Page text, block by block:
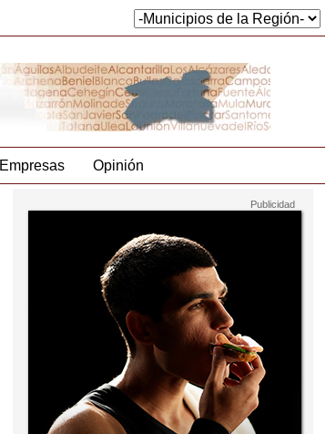
Empresas Opinión